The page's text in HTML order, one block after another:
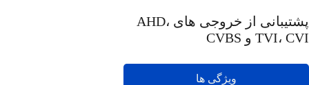
ویژگی ها
پشتیبانی از خروجی های AHD،
TVI، CVI و CVBS